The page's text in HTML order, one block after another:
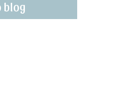
blog